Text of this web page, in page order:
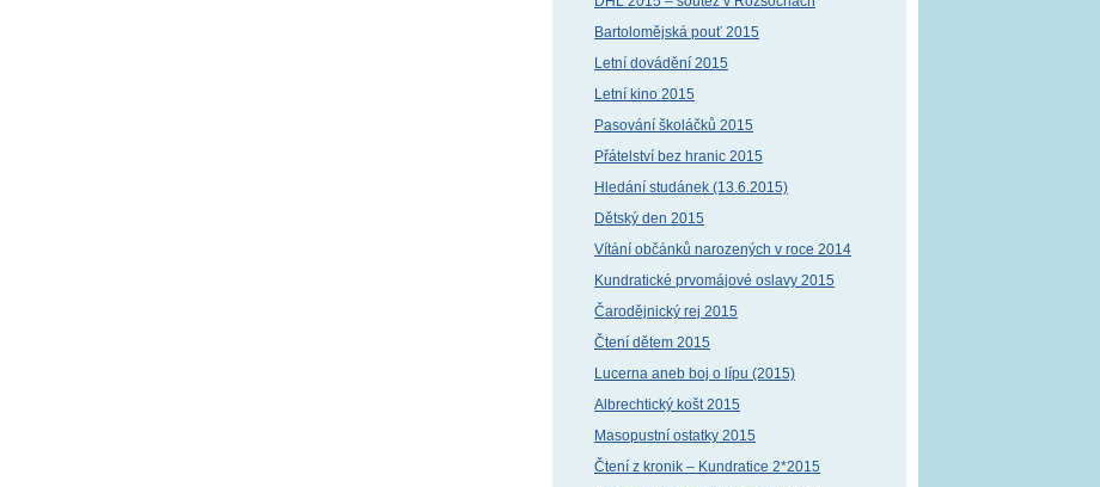
Bartolomějská pouť 2015
Letní dovádění 2015
Letní kino 2015
Pasování školáčků 2015
Přátelství bez hranic 2015
Hledání studánek (13.6.2015)
Dětský den 2015
Vítání občánků narozených v roce 2014
Kundratické prvomájové oslavy 2015
Čarodějnický rej 2015
Čtení dětem 2015
Lucerna aneb boj o lípu (2015)
Albrechtický košt 2015
Masopustní ostatky 2015
Čtení z kronik – Kundratice 2*2015